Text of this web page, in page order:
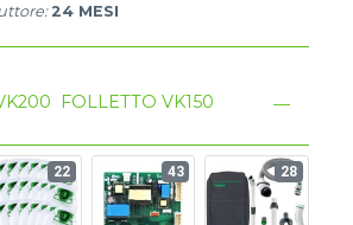
24 MESI
FOLLETTO VK150
22 43 28